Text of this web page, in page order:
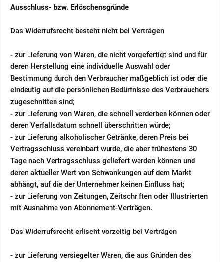
Ausschluss- bzw. Erlöschensgründe
Das Widerrufsrecht besteht nicht bei Verträgen
- zur Lieferung von Waren, die nicht vorgefertigt sind und für
deren Herstellung eine individuelle Auswahl oder
Bestimmung durch den Verbraucher maßgeblich ist oder die
eindeutig auf die persönlichen Bedürfnisse des Verbrauchers
zugeschnitten sind;
- zur Lieferung von Waren, die schnell verderben können oder
deren Verfallsdatum schnell überschritten würde;
- zur Lieferung alkoholischer Getränke, deren Preis bei
Vertragsschluss vereinbart wurde, die aber frühestens 30
Tage nach Vertragsschluss geliefert werden können und
deren aktueller Wert von Schwankungen auf dem Markt
abhängt, auf die der Unternehmer keinen Einfluss hat;
- zur Lieferung von Zeitungen, Zeitschriften oder Illustrierten
mit Ausnahme von Abonnement-Verträgen.
Das Widerrufsrecht erlischt vorzeitig bei Verträgen
- zur Lieferung versiegelter Waren, die aus Gründen des